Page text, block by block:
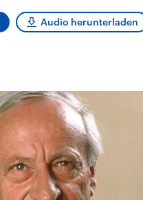
Audio herunterladen